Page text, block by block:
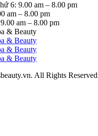
6: 9.00 am – 8.00 pm
am – 8.00 pm
am – 8.00 pm
All Rights Reserved